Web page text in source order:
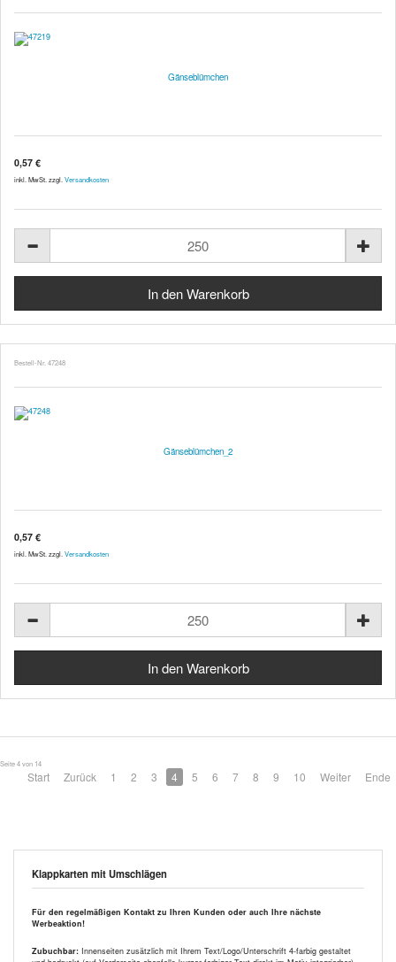
Gänseblümchen
0,57 €
inkl. MwSt. zzgl. Versandkosten
Bestell-Nr. 47248
Gänseblümchen_2
0,57 €
inkl. MwSt. zzgl. Versandkosten
Seite 4 von 14
Start Zurück 1 2 3 4 5 6 7 8 9 10 Weiter Ende
Klappkarten mit Umschlägen
Für den regelmäßigen Kontakt zu Ihren Kunden oder auch Ihre nächste
Werbeaktion!
Zubuchbar: Innenseiten zusätzlich mit Ihrem Text/Logo/Unterschrift 4-farbig gestaltet